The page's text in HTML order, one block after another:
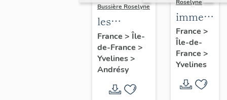
Bussière Roselyne
les
immeubles,
maisons et
fermes du
canton
d'Andrésy
France > Île-
de-France >
Yvelines>
Andrésy
Roselyne
maisons,
fermes
France >
Île-de-
France >
Yvelines